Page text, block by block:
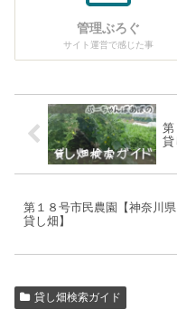
管理ぶろぐ
サイト運営で感じた事
第
貸
第１８号市民農園【神奈川
貸し畑】
貸し畑検索ガイド